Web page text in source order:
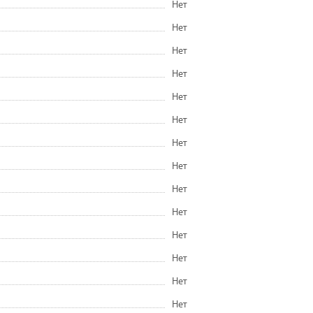
Нет
Нет
Нет
Нет
Нет
Нет
Нет
Нет
Нет
Нет
Нет
Нет
Нет
Нет